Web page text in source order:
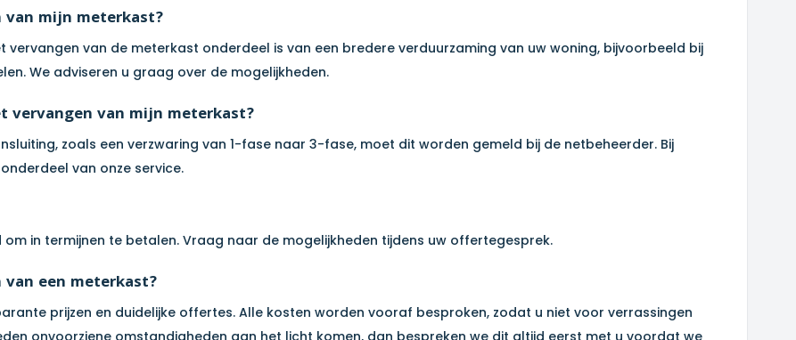
mijn meterkast?
vervangen van de meterkast onderdeel is van een bredere verduurzaming van uw woning, bijvoorbeeld bij
We adviseren u graag over de mogelijkheden.
vervangen van mijn meterkast?
zoals een verzwaring van 1-fase naar 3-fase, moet dit worden gemeld bij de netbeheerder. Bij
van onze service.
in termijnen te betalen. Vraag naar de mogelijkheden tijdens uw offertegesprek.
een meterkast?
prijzen en duidelijke offertes. Alle kosten worden vooraf besproken, zodat u niet voor verrassingen
onvoorziene omstandigheden aan het licht komen, dan bespreken we dit altijd eerst met u voordat we